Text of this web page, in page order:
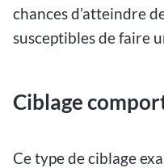
chances d’atteindre
susceptibles de faire
Ciblage
Ce type de ciblage